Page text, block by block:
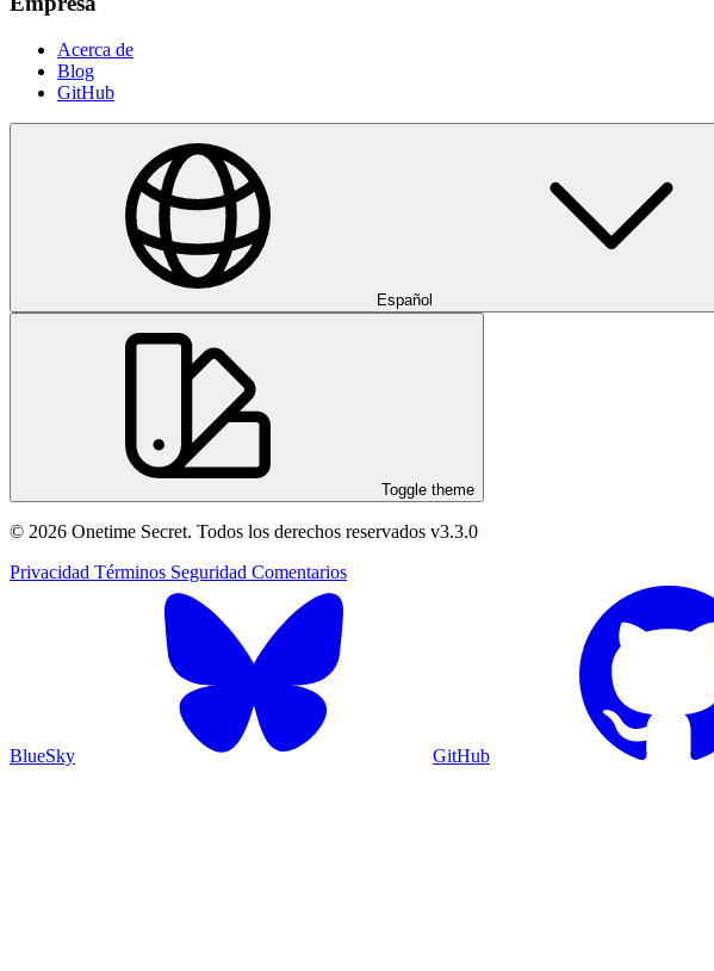
Acerca de
Blog
GitHub
Español
Toggle theme
© 2026 Onetime Secret. Todos los derechos reservados v3.3.0
Privacidad Términos Seguridad Comentarios
BlueSky GitHub